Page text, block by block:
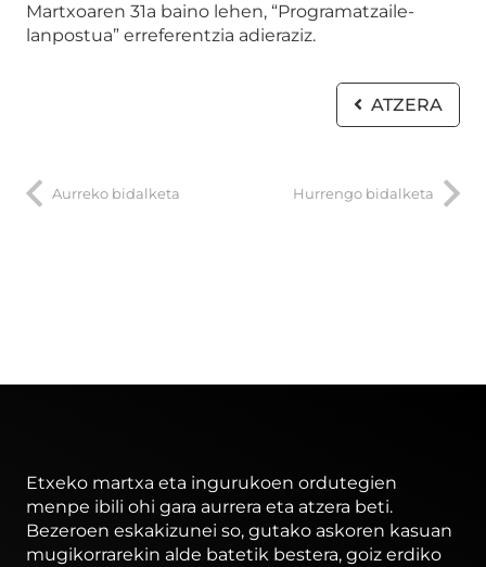
Martxoaren 31a baino lehen, “Programatzaile-
lanpostua” erreferentzia adieraziz.
ATZERA
Aurreko bidalketa Hurrengo bidalketa
Etxeko martxa eta ingurukoen ordutegien
menpe ibili ohi gara aurrera eta atzera beti.
Bezeroen eskakizunei so, gutako askoren kasuan
mugikorrarekin alde batetik bestera, goiz erdiko